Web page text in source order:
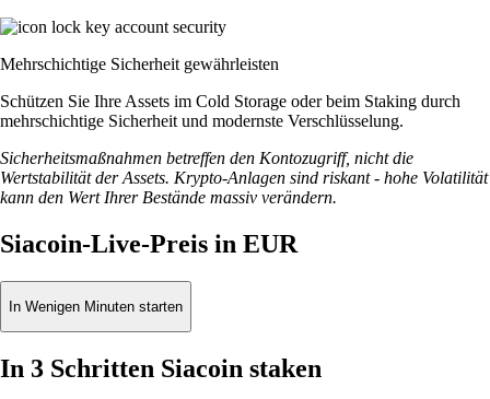
Mehrschichtige Sicherheit gewährleisten
Schützen Sie Ihre Assets im Cold Storage oder beim Staking durch
mehrschichtige Sicherheit und modernste Verschlüsselung.
Sicherheitsmaßnahmen betreffen den Kontozugriff, nicht die
Wertstabilität der Assets. Krypto-Anlagen sind riskant - hohe Volatilität
kann den Wert Ihrer Bestände massiv verändern.
Siacoin-Live-Preis in EUR
In Wenigen Minuten starten
In 3 Schritten Siacoin staken